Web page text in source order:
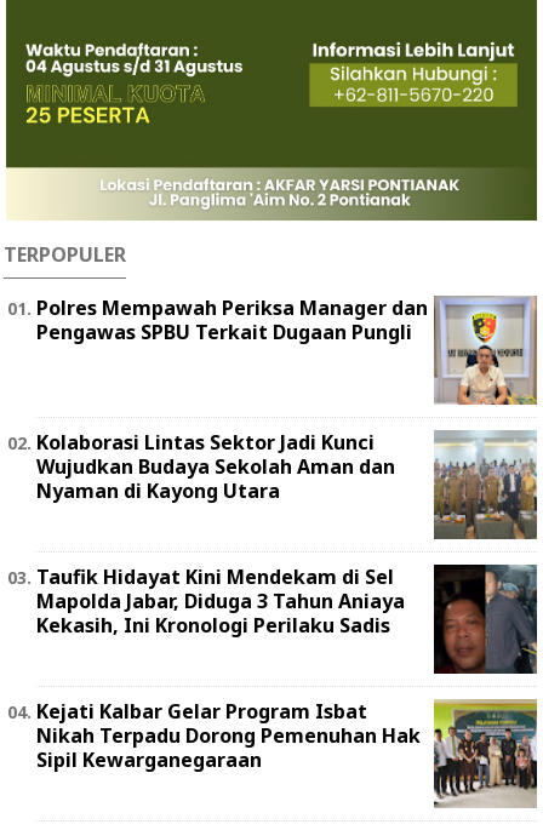
TERPOPULER
Polres Mempawah Periksa Manager dan
Pengawas SPBU Terkait Dugaan Pungli
Kolaborasi Lintas Sektor Jadi Kunci
Wujudkan Budaya Sekolah Aman dan
Nyaman di Kayong Utara
Taufik Hidayat Kini Mendekam di Sel
Mapolda Jabar, Diduga 3 Tahun Aniaya
Kekasih, Ini Kronologi Perilaku Sadis
Kejati Kalbar Gelar Program Isbat
Nikah Terpadu Dorong Pemenuhan Hak
Sipil Kewarganegaraan